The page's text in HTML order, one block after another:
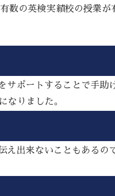
数の英検実績校の授業
サポートすることで手助
なりました。
え出来ないこともあるの